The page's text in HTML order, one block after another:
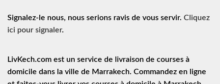
Signalez-le nous, nous serions ravis de vous servir. Cliquez
ici pour signaler.
LivKech.com est un service de
livraison de courses à
domicile dans la ville de Marrakech. Commandez en ligne